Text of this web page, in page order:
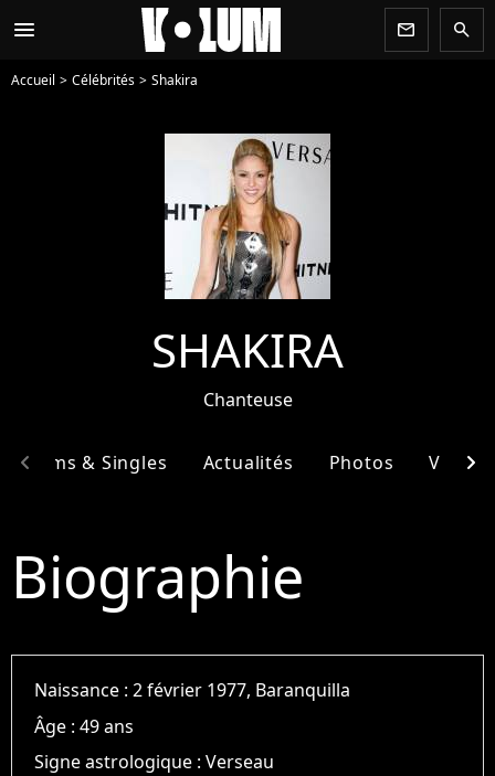
menu newsletter search
Accueil Célébrités Shakira
SHAKIRA
Chanteuse
Albums & Singles Actualités Photos Vidéos
chevron_left chevron_right
Biographie
Naissance :2 février 1977, Baranquilla
Âge :49 ans
Signe astrologique :Verseau